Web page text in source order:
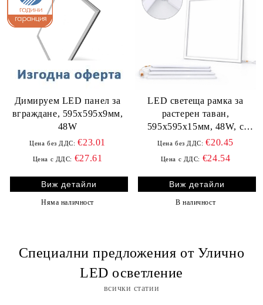
Димируем LED панел за
вграждане, 595х595х9мм,
48W
Цена без ДДС: €23.01
Цена с ДДС: €27.61
Виж детайли
Няма наличност
LED светеща рамка за
растерен таван,
595х595x15мм, 48W, с
включен драйвър
Цена без ДДС: €20.45
Цена с ДДС: €24.54
Виж детайли
В наличност
Специални предложения от Улично
LED осветление
всички статии